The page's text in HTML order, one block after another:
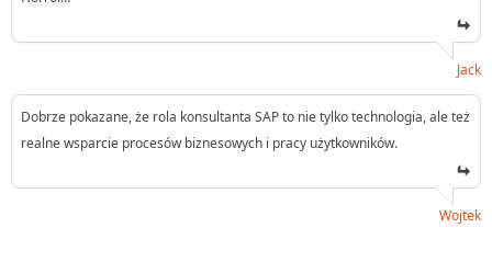
Jack
Dobrze pokazane, że rola konsultanta SAP to nie tylko technologia, ale też
realne wsparcie procesów biznesowych i pracy użytkowników.
Wojtek